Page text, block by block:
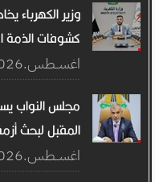
وزير الكهرباء
كشوفات الذمة
05 اغســطس.2026 - 23:25
مجلس النواب
المقبل لبحث
05 اغســطس.2026 - 23:23